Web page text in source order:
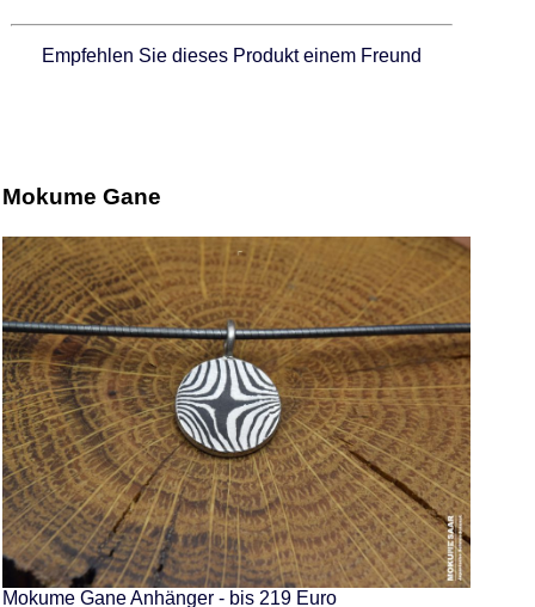
Empfehlen Sie dieses Produkt einem Freund
Mokume Gane
Mokume Gane Anhänger - bis 219 Euro